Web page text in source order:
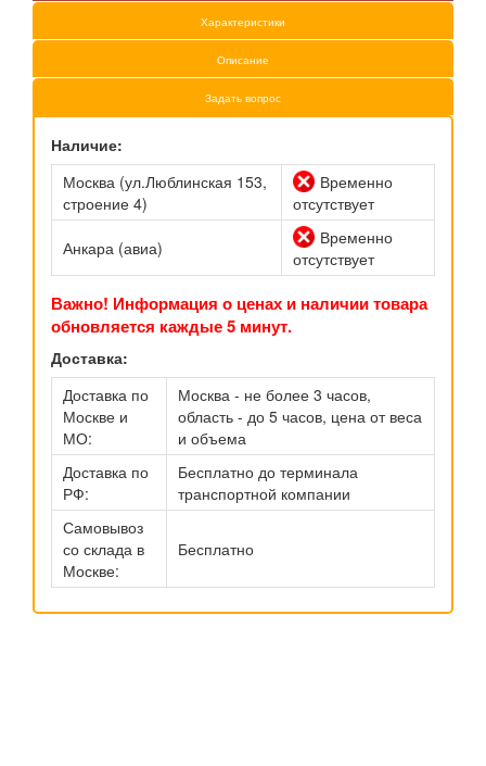
Характеристики
Описание
Задать вопрос
Наличие:
Москва (ул.Люблинская 153,
строение 4)
Временно
отсутствует
Анкара (авиа)
Временно
отсутствует
Важно! Информация о ценах и наличии товара
обновляется каждые 5 минут.
Доставка:
Доставка по
Москве и
МО:
Москва - не более 3 часов,
область - до 5 часов, цена от веса
и объема
Доставка по
РФ:
Бесплатно до терминала
транспортной компании
Самовывоз
со склада в
Москве:
Бесплатно